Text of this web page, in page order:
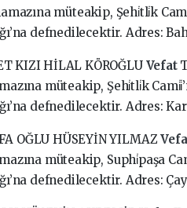
müteakip, Şehi̇tli̇k
defnedilecektir. Adres:
KIZI HİLAL KÖROĞLU Vefat
müteakip, Şehi̇tli̇k
defnedilecektir. Adres:
OĞLU HÜSEYİN YILMAZ
müteakip, Suphi̇paşa
defnedilecektir. Adres: